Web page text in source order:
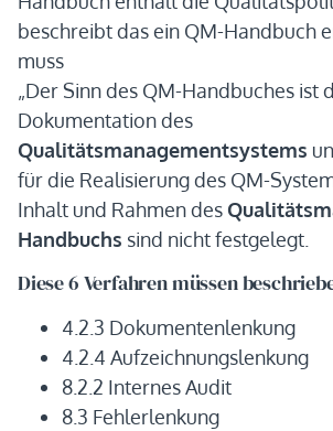
beschreibt das ein QM-Handbuch
muss
„Der Sinn des QM-Handbuches ist
Dokumentation des
Qualitätsmanagementsystems
für die Realisierung des QM-
Inhalt und Rahmen des
Handbuchs sind nicht festgelegt.
Diese 6 Verfahren müssen
4.2.3 Dokumentenlenkung
4.2.4 Aufzeichnungslenkung
8.2.2 Internes Audit
8.3 Fehlerlenkung